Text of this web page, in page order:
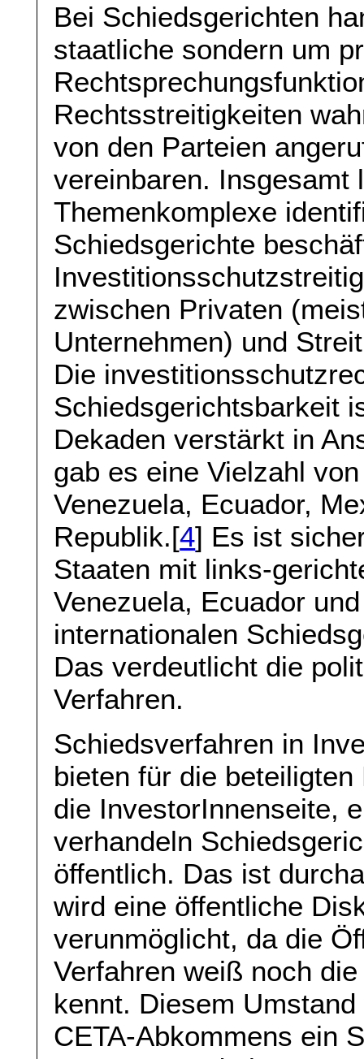
Bei Schiedsgerichten
staatliche sondern um
Rechtsstreitigkeiten
von den Parteien
vereinbaren. Insgesamt
Themenkomplexe
Schiedsgerichte
zwischen Privaten
Unternehmen) und
Die
Schiedsgerichtsbarkeit
Dekaden verstärkt in
gab es eine Vielzahl
Venezuela, Ecuador,
Republik.[4] Es ist
Staaten mit links-
Venezuela, Ecuador
internationalen
Das verdeutlicht die
Verfahren.
Schiedsverfahren in
bieten für die
die InvestorInnenseite,
verhandeln
öffentlich. Das ist
wird eine öffentliche
verunmöglicht, da die
Verfahren weiß noch
kennt. Diesem
CETA-Abkommens ein